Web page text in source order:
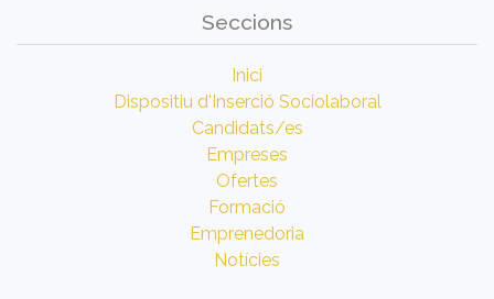
Seccions
Inici
Dispositiu d'Inserció Sociolaboral
Candidats/es
Empreses
Ofertes
Formació
Emprenedoria
Notícies